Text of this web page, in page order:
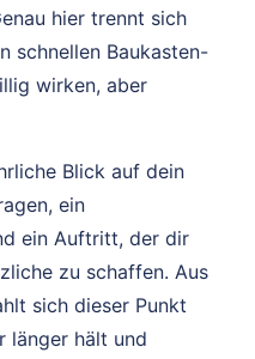
hier trennt sich
schnellen Baukasten-
wirken, aber
Blick auf dein
ein
ein Auftritt, der dir
zu schaffen. Aus
sich dieser Punkt
länger hält und